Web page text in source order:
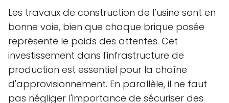
Les travaux de construction de l’usine sont en
bonne voie, bien que chaque brique posée
représente le poids des attentes. Cet
investissement dans l'infrastructure de
production est essentiel pour la chaîne
d'approvisionnement. En parallèle, il ne faut
pas négliger l'importance de sécuriser des